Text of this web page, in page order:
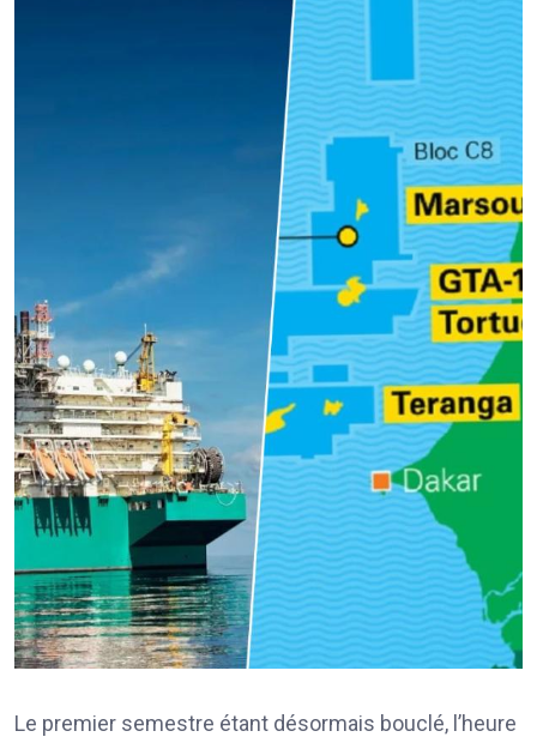
Le premier semestre étant désormais bouclé, l’heure